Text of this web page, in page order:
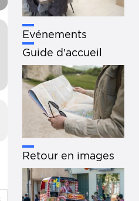
Evénements
Guide d’accueil
Retour en images